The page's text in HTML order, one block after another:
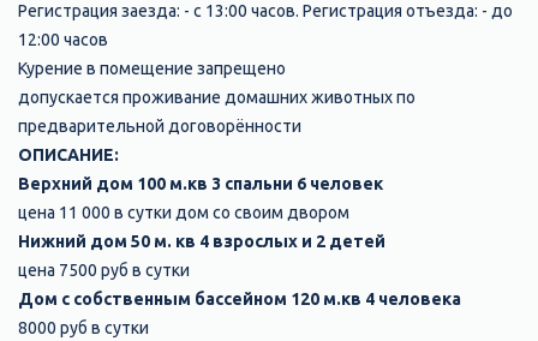
Регистрация заезда: - с 13:00 часов. Регистрация отъезда: - до
12:00 часов
Курение в помещение запрещено
допускается проживание домашних животных по
предварительной договорённости
ОПИСАНИЕ:
Верхний дом 100 м.кв 3 спальни 6 человек
цена 11 000 в сутки дом со своим двором
Нижний дом 50 м. кв 4 взрослых и 2 детей
цена 7500 руб в сутки
Дом с собственным бассейном 120 м.кв 4 человека
8000 руб в сутки